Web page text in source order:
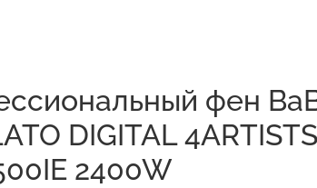
фен
DIGITAL 4ARTISTS
2400W